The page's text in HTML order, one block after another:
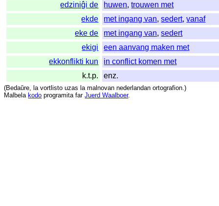
edziniĝi de
huwen,trouwen met
ekde
met ingang van,sedert,vanaf
eke de
met ingang van,sedert
ekigi
een aanvang maken met
ekkonflikti kun
in conflict komen met
k.t.p.
enz.
(Bedaŭre, la vortlisto uzas la malnovan nederlandan ortografion.)
Malbela kodo programita far Juerd Waalboer.